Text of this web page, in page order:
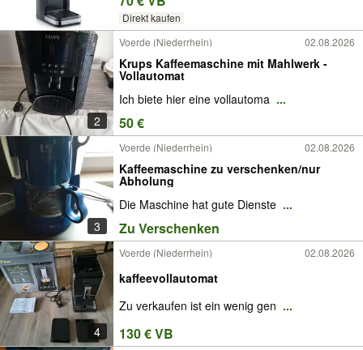
Direkt kaufen
2
Voerde (Niederrhein) 02.08.2026
Krups Kaffeemaschine mit Mahlwerk -
Vollautomat
Ich biete hier eine vollautoma ...
50 €
3
Voerde (Niederrhein) 02.08.2026
Kaffeemaschine zu verschenken/nur
Abholung
Die Maschine hat gute Dienste ...
Zu Verschenken
4
Voerde (Niederrhein) 02.08.2026
kaffeevollautomat
Zu verkaufen ist ein wenig gen ...
130 € VB